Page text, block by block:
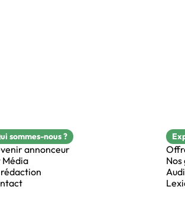
sommes-nous ?
annonceur
Média
Nos